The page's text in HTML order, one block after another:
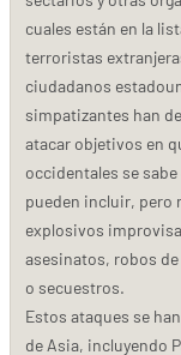
cuales están en la
terroristas
ciudadanos
simpatizantes han
atacar objetivos en
occidentales se
pueden incluir, pero
explosivos
asesinatos, robos
o secuestros.
Estos ataques se
de Asia, incluyendo